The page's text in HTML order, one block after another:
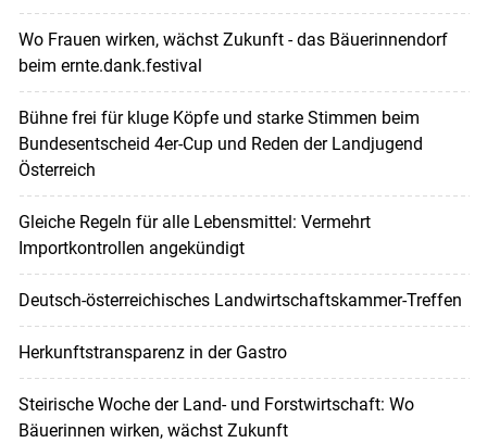
Wo Frauen wirken, wächst Zukunft - das Bäuerinnendorf
beim ernte.dank.festival
Bühne frei für kluge Köpfe und starke Stimmen beim
Bundesentscheid 4er-Cup und Reden der Landjugend
Österreich
Gleiche Regeln für alle Lebensmittel: Vermehrt
Importkontrollen angekündigt
Deutsch-österreichisches Landwirtschaftskammer-Treffen
Herkunftstransparenz in der Gastro
Steirische Woche der Land- und Forstwirtschaft: Wo
Bäuerinnen wirken, wächst Zukunft